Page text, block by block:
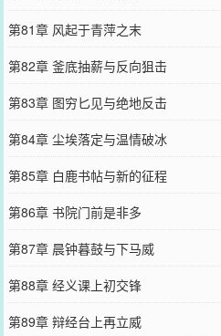
第81章 风起于青萍之末
第82章 釜底抽薪与反向狙击
第83章 图穷匕见与绝地反击
第84章 尘埃落定与温情破冰
第85章 白鹿书帖与新的征程
第86章 书院门前是非多
第87章 晨钟暮鼓与下马威
第88章 经义课上初交锋
第89章 辩经台上再立威